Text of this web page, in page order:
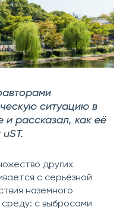
ситуацию в
и рассказал, как её
других
с серьёзной
наземного
с выбросами